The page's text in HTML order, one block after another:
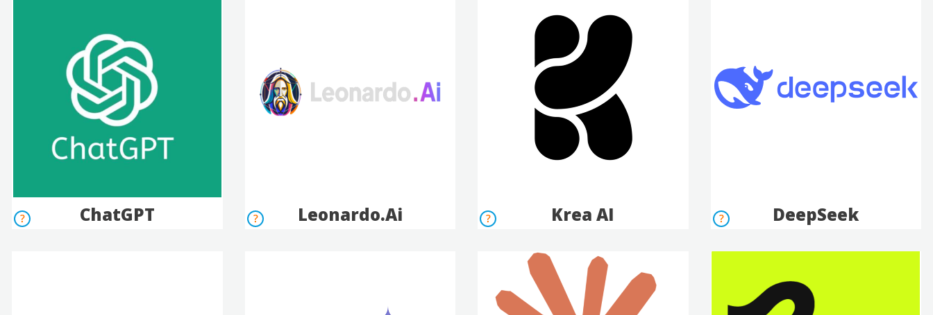
ChatGPT Leonardo.Ai Krea AI DeepSeek